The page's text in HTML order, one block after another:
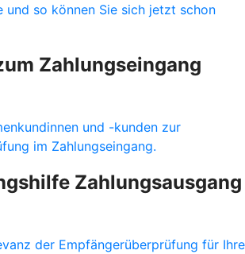
und so können Sie sich jetzt schon
Zahlungseingang
und -kunden zur
im Zahlungseingang.
Zahlungsausgang
der Empfängerüberprüfung für Ihre